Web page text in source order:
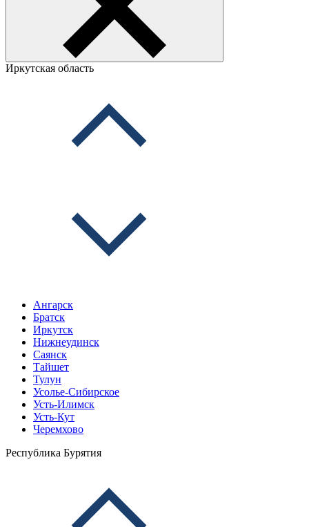
Иркутская область
Ангарск
Братск
Иркутск
Нижнеудинск
Саянск
Тайшет
Тулун
Усолье-Сибирское
Усть-Илимск
Усть-Кут
Черемхово
Республика Бурятия